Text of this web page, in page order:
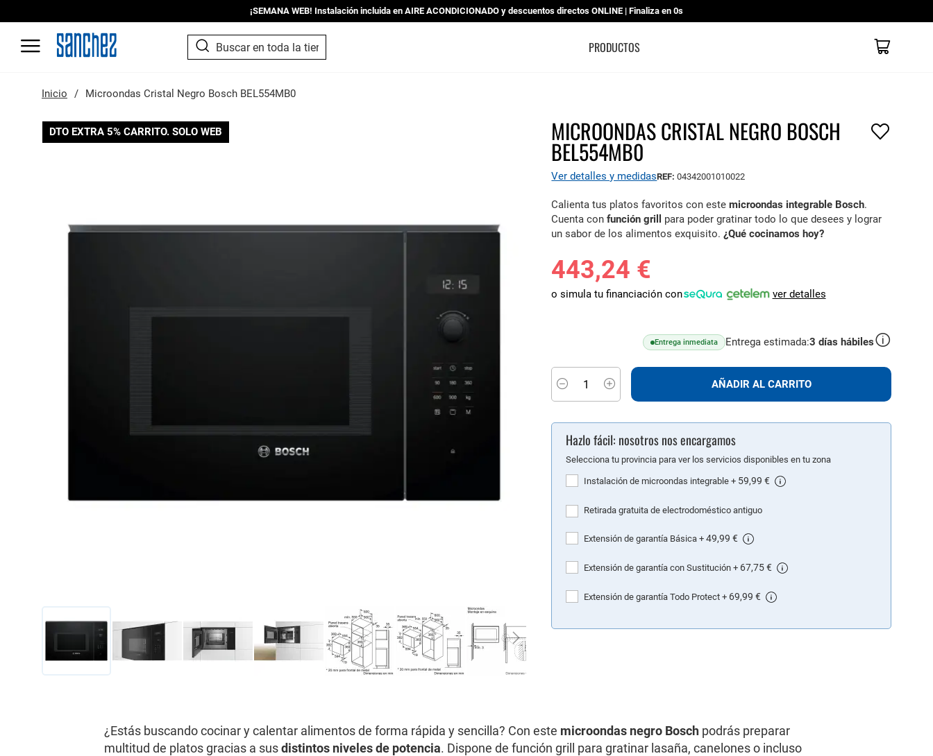
¡SEMANA WEB! Instalación incluida en AIRE ACONDICIONADO y descuentos directos ONLINE | Finaliza en 0s
PRODUCTOS
Search
SEARCH
Inicio Microondas Cristal Negro Bosch BEL554MB0
DTO EXTRA 5% CARRITO. SOLO WEB
Saltar
al
imágenes
MICROONDAS CRISTAL NEGRO BOSCH
BEL554MB0
Ver detalles y medidasREF: 04342001010022
Calienta tus platos favoritos con estemicroondas integrable Bosch.
Cuenta con función grill
para poder gratinar todo lo que desees y lograr
un sabor de los alimentos exquisito.¿Qué cocinamos hoy?
443,24 €
o simula tu financiación con ver detalles
Entrega inmediata Entrega estimada:3 días hábiles
Minus AÑADIR AL CARRITO
Hazlo fácil: nosotros nos encargamos
Selecciona tu provincia para ver los servicios disponibles en tu zona
Instalación de microondas integrable + 59,99 €
Retirada gratuita de electrodoméstico antiguo
Extensión de garantía Básica +49,99 €
Extensión de garantía con Sustitución + 67,75 €
Extensión de garantía Todo Protect + 69,99 €
¿Estás buscando cocinar y calentar alimentos de forma rápida y sencilla? Con este microondas negro Bosch podrás preparar
multitud de platos gracias a susdistintos niveles de potencia. Dispone de función grill para gratinar lasaña, canelones o incluso